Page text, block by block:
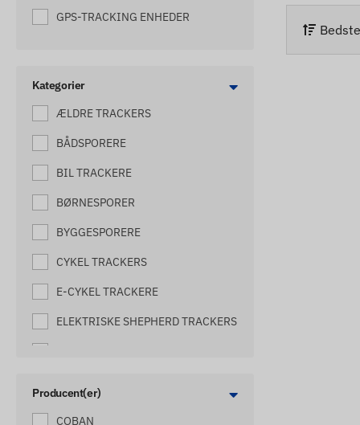
GPS-TRACKING ENHEDER
Kategorier
ÆLDRE TRACKERS
BÅDSPORERE
BIL TRACKERE
BØRNESPORER
BYGGESPORERE
CYKEL TRACKERS
E-CYKEL TRACKERE
ELEKTRISKE SHEPHERD TRACKERS
Producent(er)
COBAN